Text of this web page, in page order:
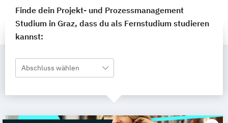
Finde dein Projekt- und Prozessmanagement
Studium in Graz, dass du als Fernstudium studieren
kannst:
Abschluss wählen